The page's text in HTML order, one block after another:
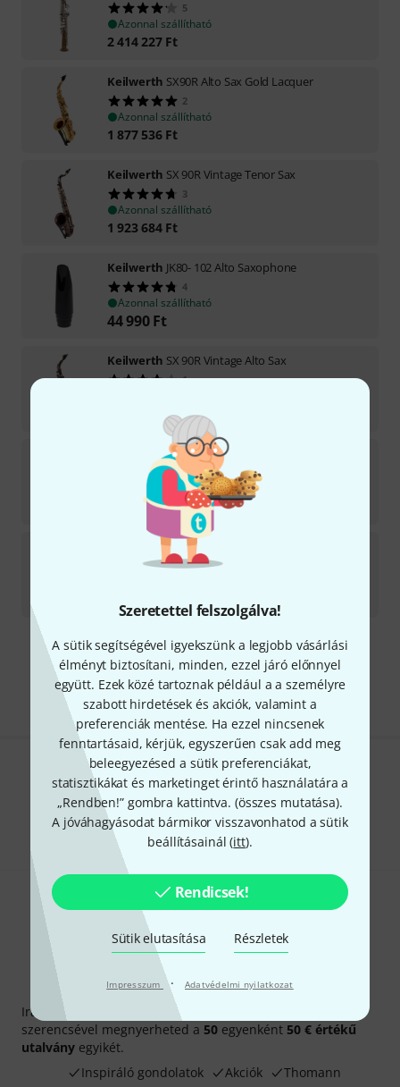
Szeretettel felszolgálva!
A sütik segítségével igyekszünk a legjobb vásárlási
élményt biztosítani, minden, ezzel járó előnnyel
együtt. Ezek közé tartoznak például a a személyre
szabott hirdetések és akciók, valamint a
preferenciák mentése. Ha ezzel nincsenek
fenntartásaid, kérjük, egyszerűen csak add meg
beleegyezésed a sütik preferenciákat,
statisztikákat és marketinget érintő használatára a
„Rendben!” gombra kattintva. (összes mutatása).
A jóváhagyásodat bármikor visszavonhatod a sütik
beállításainál (itt).
Rendicsek!
Sütik elutasítása Részletek
Impresszum · Adatvédelmi nyilatkozat
5
Azonnal szállítható
2 414 227 Ft
Keilwerth SX90R Alto Sax Gold Lacquer
2
Azonnal szállítható
1 877 536 Ft
Keilwerth SX 90R Vintage Tenor Sax
3
Azonnal szállítható
1 923 684 Ft
Keilwerth JK80- 102 Alto Saxophone
4
Azonnal szállítható
44 990 Ft
Keilwerth SX 90R Vintage Alto Sax
1
Ft
KeilwerthSX 90R Shadow Soprano Sax
Azonnal szállítható
2 678 365Ft
KeilwerthSX 90R Tenor Sax Black
5
Díjmentes szállítás 79 000 Ft fölött
Minden ár tartalmazza az ÁFÁ-t
Tetszik, amit látsz?
Megosztás Súgó & Visszajelzések
Thomann hírlevél
Iratkozz fel a Thomann angol nyelvű hírlevelére, és kis
szerencsével megnyerheted a 50 egyenként 50 € értékű
utalvány egyikét.
Inspiráló gondolatok
Akciók Thomann